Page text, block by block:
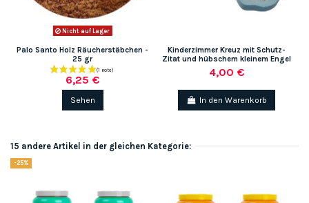
Nicht auf Lager
Palo Santo Holz Räucherstäbchen -
25 gr
6,25 €
Sehen
Kinderzimmer Kreuz mit Schutz-
Zitat und hübschem kleinem Engel
4,00 €
In den Warenkorb
15 andere Artikel in der gleichen Kategorie:
-25%